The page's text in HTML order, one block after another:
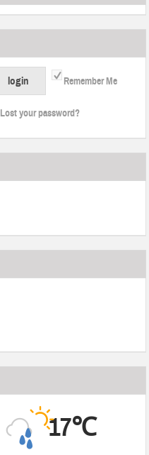
Remember Me
Lost your password?
17℃